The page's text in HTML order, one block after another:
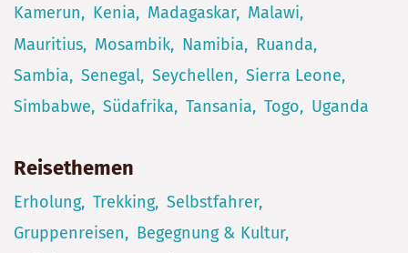
Kamerun
Kenia Madagaskar
Malawi
Mauritius
Mosambik Namibia
Ruanda
Sambia
Senegal Seychellen
Sierra Leone
Simbabwe
Südafrika Tansania Togo Uganda
Reisethemen
Erholung Trekking Selbstfahrer
Gruppenreisen
Begegnung & Kultur